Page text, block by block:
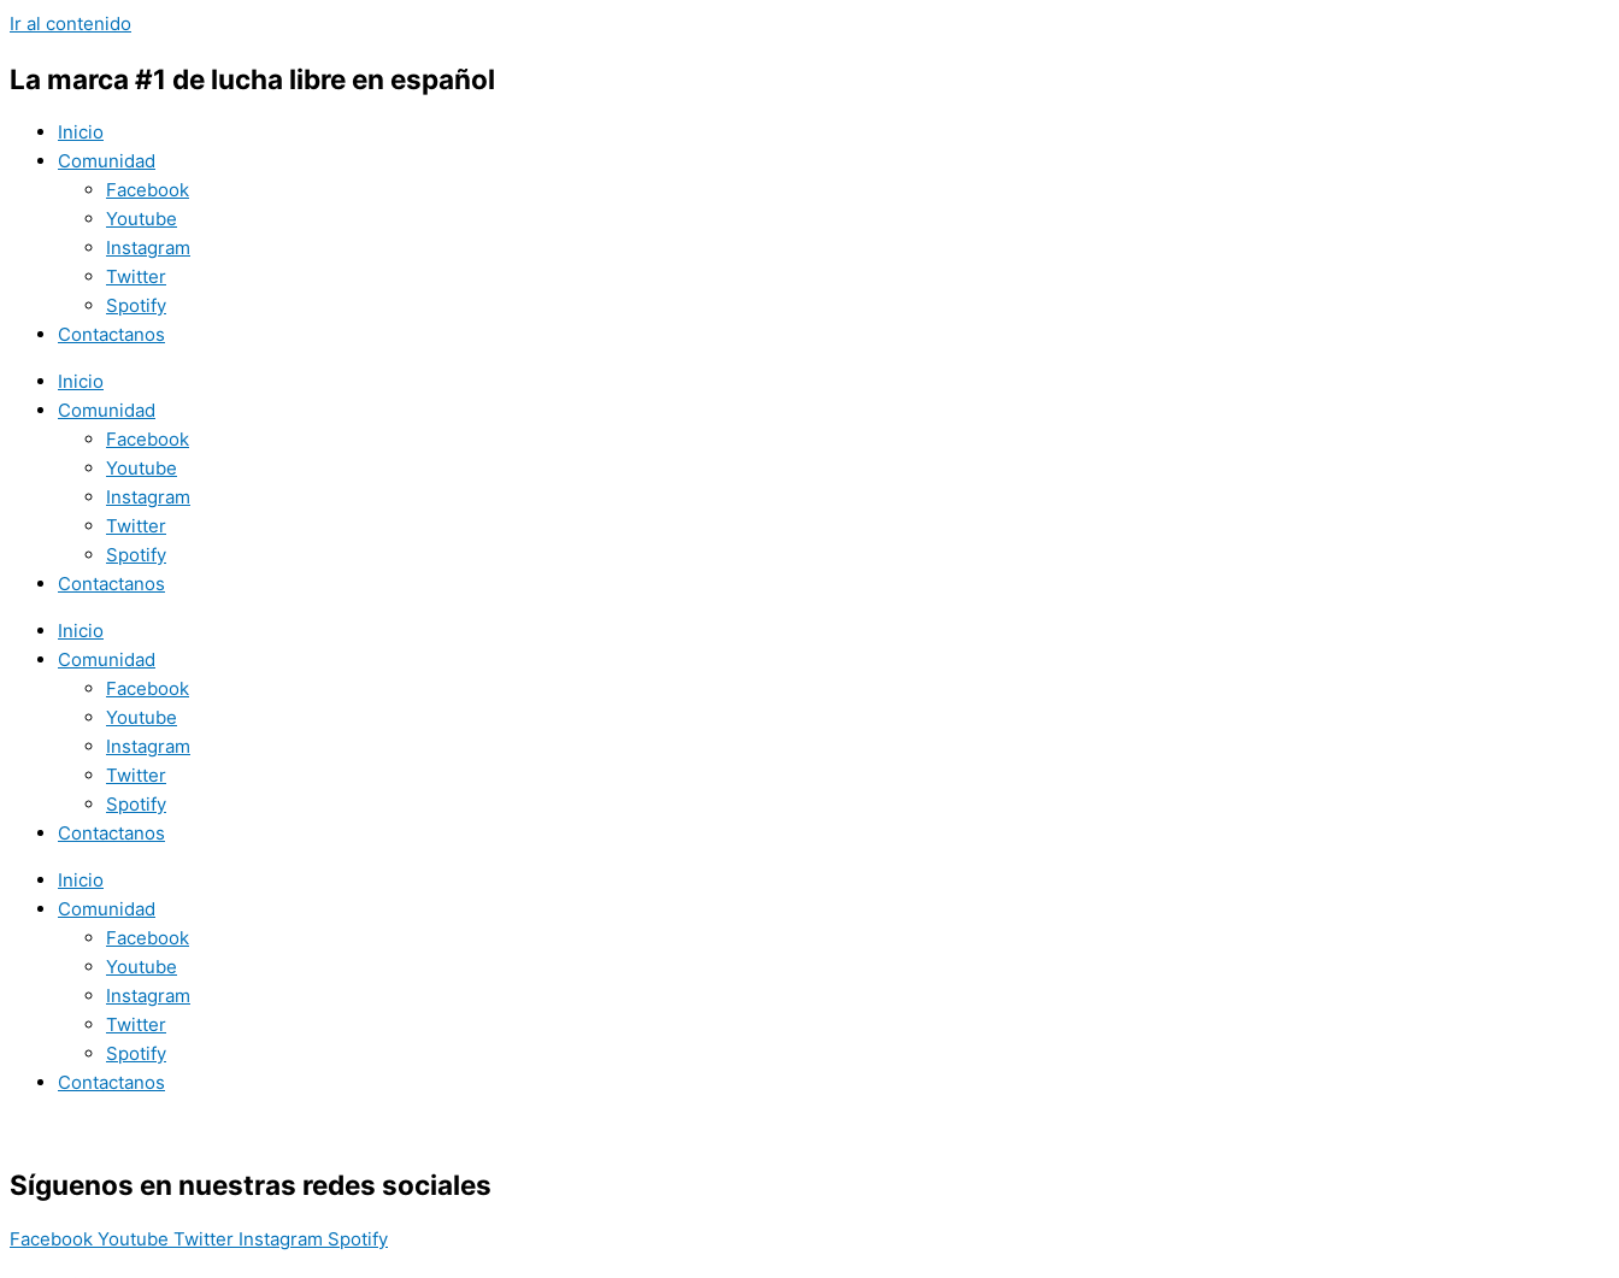
Ir al contenido
La marca #1 de lucha libre en español
Inicio
Comunidad
Facebook
Youtube
Instagram
Twitter
Spotify
Contactanos
Inicio
Comunidad
Facebook
Youtube
Instagram
Twitter
Spotify
Contactanos
Inicio
Comunidad
Facebook
Youtube
Instagram
Twitter
Spotify
Contactanos
Inicio
Comunidad
Facebook
Youtube
Instagram
Twitter
Spotify
Contactanos
Síguenos en nuestras redes sociales
Facebook Youtube Twitter Instagram Spotify